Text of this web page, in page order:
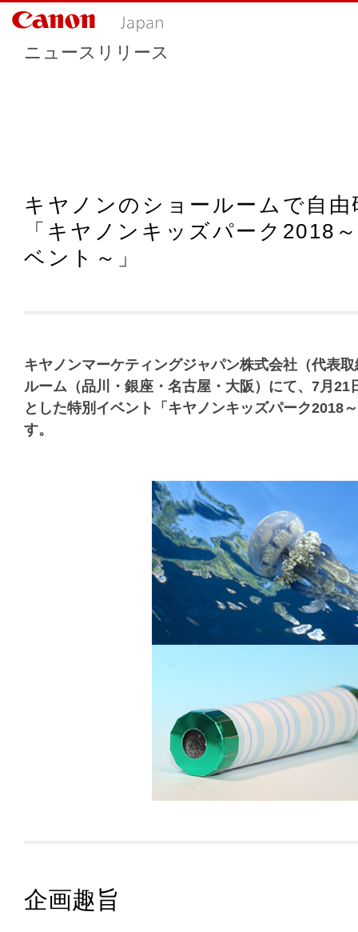
ニュースリリース
キヤノンのショールームで自
「キヤノンキッズパーク2018
ベント～」
キヤノンマーケティングジャパン株式会社（代表
ルーム（品川・銀座・名古屋・大阪）にて、7月
とした特別イベント「キヤノンキッズパーク2018
す。
企画趣旨